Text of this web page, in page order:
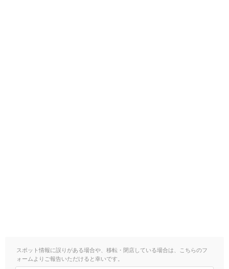
スポット情報に誤りがある場合や、移転・閉店している場合は、こちらのフ
ォームよりご報告いただけると幸いです。